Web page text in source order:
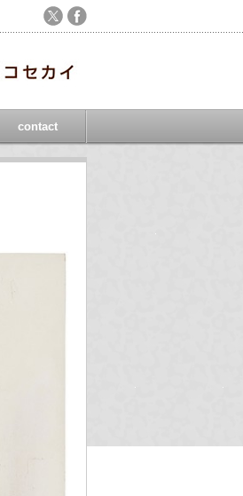
contact